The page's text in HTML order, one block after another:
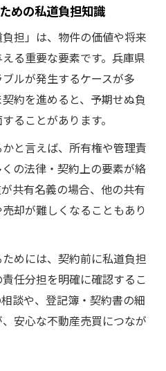
めの私道負担知識
担」は、物件の価値や将来
る重要な要素です。兵庫県
ルが発生するケースが多
約を進めると、予期せぬ負
ることがあります。
と言えば、所有権や管理責
の法律・契約上の要素が絡
共有名義の場合、他の共有
却が難しくなることもあり
めには、契約前に私道負担
任分担を明確に確認するこ
談や、登記簿・契約書の細
安心な不動産売買につなが